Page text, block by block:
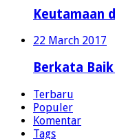
Keutamaan
22 March 2017
Berkata
Terbaru
Populer
Komentar
Tags